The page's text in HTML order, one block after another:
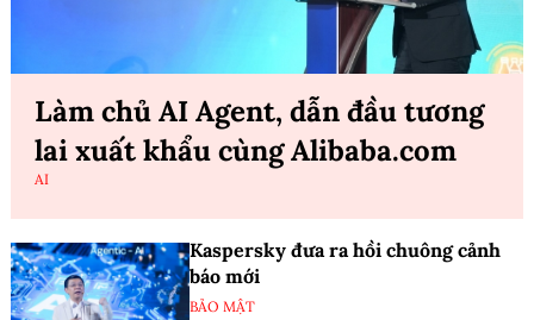
Làm chủ AI Agent, dẫn đầu tương
lai xuất khẩu cùng Alibaba.com
AI
Kaspersky đưa ra hồi chuông cảnh
báo mới
BẢO MẬT